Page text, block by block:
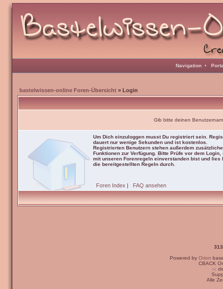
Navigation •
bastelwissen-online Foren-Übersicht » Login
Gib bitte deinen
Um Dich einzuloggen musst Du registriert sein.
dauert nur wenige Sekunden und ist kostenlos.
Registrierten Benutzern stehen außerdem zusätzliche
Funktionen zur Verfügung. Bitte Prüfe vor dem Login,
mit unseren Forenregeln einverstanden bist und lies
die bereitgestellten Regeln durch.
Foren Index | FAQ ansehen
Powered by Orion
CBACK
:-:
Alle